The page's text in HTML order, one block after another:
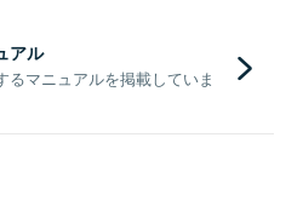
アル
マニュアルを掲載していま